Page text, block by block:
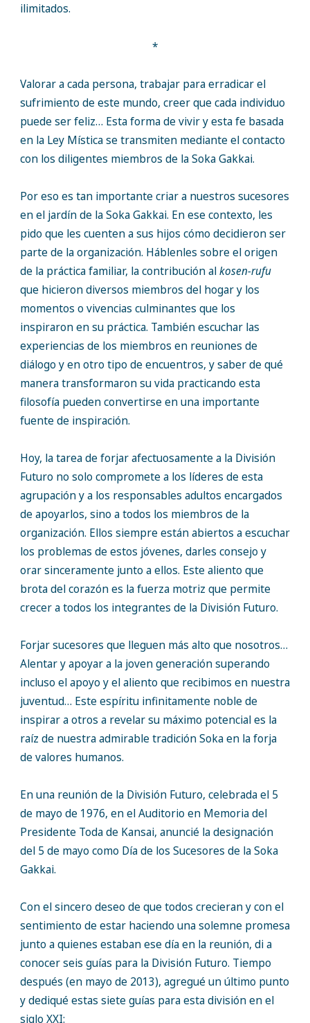
ilimitados.
*
Valorar a cada persona, trabajar para erradicar el
sufrimiento de este mundo, creer que cada individuo
puede ser feliz… Esta forma de vivir y esta fe basada
en la Ley Mística se transmiten mediante el contacto
con los diligentes miembros de la Soka Gakkai.
Por eso es tan importante criar a nuestros sucesores
en el jardín de la Soka Gakkai. En ese contexto, les
pido que les cuenten a sus hijos cómo decidieron ser
parte de la organización. Háblenles sobre el origen
de la práctica familiar, la contribución alkosen-rufu
que hicieron diversos miembros del hogar y los
momentos o vivencias culminantes que los
inspiraron en su práctica. También escuchar las
experiencias de los miembros en reuniones de
diálogo y en otro tipo de encuentros, y saber de qué
manera transformaron su vida practicando esta
filosofía pueden convertirse en una importante
fuente de inspiración.
Hoy, la tarea de forjar afectuosamente a la División
Futuro no solo compromete a los líderes de esta
agrupación y a los responsables adultos encargados
de apoyarlos, sino a todos los miembros de la
organización. Ellos siempre están abiertos a escuchar
los problemas de estos jóvenes, darles consejo y
orar sinceramente junto a ellos. Este aliento que
brota del corazón es la fuerza motriz que permite
crecer a todos los integrantes de la División Futuro.
Forjar sucesores que lleguen más alto que nosotros…
Alentar y apoyar a la joven generación superando
incluso el apoyo y el aliento que recibimos en nuestra
juventud… Este espíritu infinitamente noble de
inspirar a otros a revelar su máximo potencial es la
raíz de nuestra admirable tradición Soka en la forja
de valores humanos.
En una reunión de la División Futuro, celebrada el 5
de mayo de 1976, en el Auditorio en Memoria del
Presidente Toda de Kansai, anuncié la designación
del 5 de mayo como Día de los Sucesores de la Soka
Gakkai.
Con el sincero deseo de que todos crecieran y con el
sentimiento de estar haciendo una solemne promesa
junto a quienes estaban ese día en la reunión, di a
conocer seis guías para la División Futuro. Tiempo
después (en mayo de 2013), agregué un último punto
y dediqué estas siete guías para esta división en el
siglo XXI: